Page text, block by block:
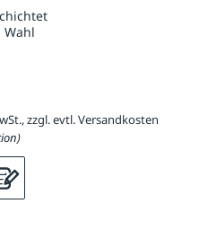
Wahl
zzgl. evtl. Versandkosten